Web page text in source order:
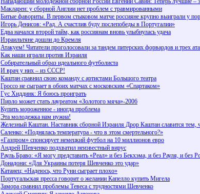
Макларен: у сборной Англии нет проблем с травмированными
Битые фавориты. В первом стыковом матче россияне крупно выиграли у
Игорь Денисов: «Рад. А счастлив буду послепобеды в Португалии»
Едва начался второй тайм, как россиянам вновь улыбнулась удача
Израильтяне дошли до Кремля
Атакуем! Читатели проголосовали за тандем питерских форвардов и трех
Как наши играли против Израиля
Собирательный образ идеального футболиста
И врач у них – из СССР!
Каштан сравнил свою команду с артистами Большого театра
Гроссо не сыграет в обоих матчах с московским «Спартаком»
Гус Хиддинк: Я боюсь проиграть
Пирло может стать лауреатом «Золотого мяча»-2006
Купить мороженное - иногда проблема
Эта молодежка нам нужна!
Железный Каштан. Наставник сборной Израиля Дрор Каштан славится тем,
Саленко: «Поднялась температура - что в этом смертельного?»
«Газпром» спонсирует немецкий футбол на 10 миллионов евро
Андрей Шевченко подхватил неизвестный вирус
Рауль Браво: «Я могу представить «Реал» и без Бекхэма, и без Рауля, и без
Донадони: «Для Украины потеря Шевченко это удар»
Катанец: «Надеюсь, что Руни сыграет плохо»
Португальская пресса говорит о желании Капелло купить Мигела
Замора сравнил проблемы Тевеса с трудностями Шевченко